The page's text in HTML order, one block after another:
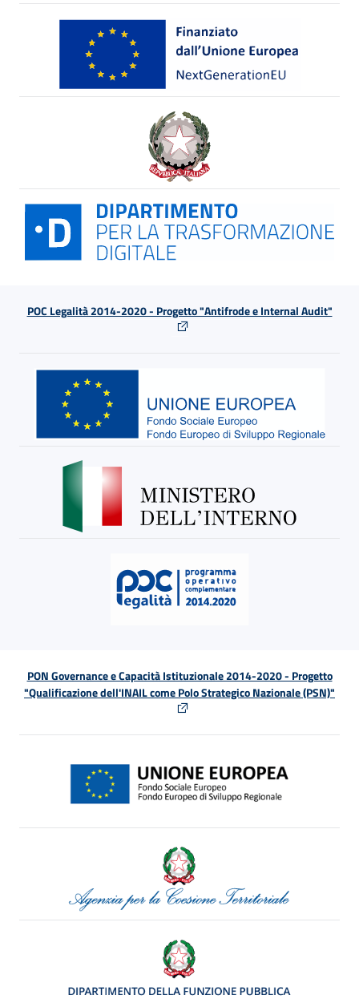
POC Legalità 2014-2020 - Progetto "Antifrode e Internal Audit"
PON Governance e Capacità Istituzionale 2014-2020 - Progetto
"Qualificazione dell'INAIL come Polo Strategico Nazionale (PSN)"